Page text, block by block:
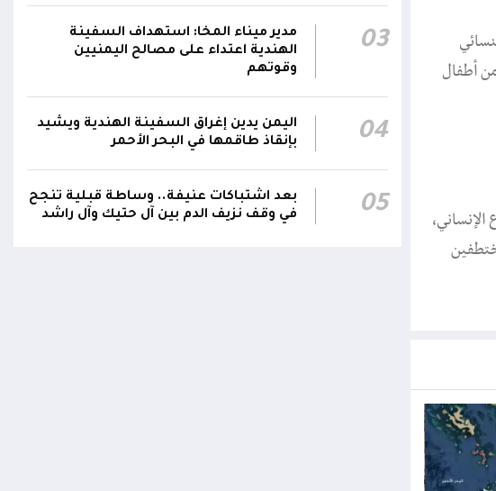
أطفال
قرارات رئاسية بتعيين أحمد سعيد بن بريك وراشد
ناصر الجند مستشارين لرئيس مجلس القيادة
الرئاسي وترقيتهما إلى رتبة فريق
03
مدير ميناء المخا: استهداف السفينة
الهندية اعتداء على مصالح اليمنيين
وقوتهم
04
اليمن يدين إغراق السفينة الهندية ويشيد
بإنقاذ طاقمها في البحر الأحمر
05
بعد اشتباكات عنيفة.. وساطة قبلية تنجح
في وقف نزيف الدم بين آل حتيك وآل راشد